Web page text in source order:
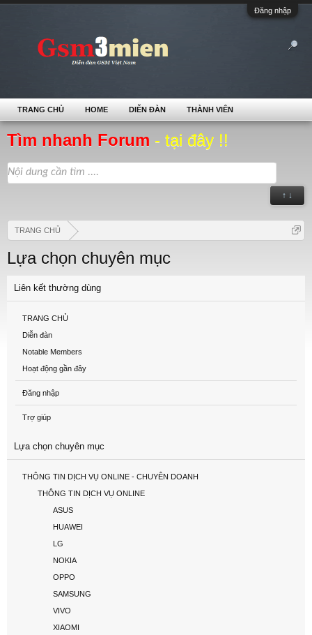
Đăng nhập
Tìm nhanh Forum - tại đây !!
↑ ↓
TRANG CHỦ
Lựa chọn chuyên mục
Liên kết thường dùng
TRANG CHỦ
Diễn đàn
Notable Members
Hoạt động gần đây
Đăng nhập
Trợ giúp
Lựa chọn chuyên mục
THÔNG TIN DỊCH VỤ ONLINE - CHUYÊN DOANH
THÔNG TIN DỊCH VỤ ONLINE
ASUS
HUAWEI
LG
NOKIA
OPPO
SAMSUNG
VIVO
XIAOMI
TRANG CHỦ HOME DIỄN ĐÀN THÀNH VIÊN